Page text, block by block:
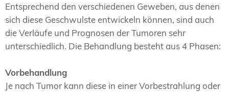
Entsprechend den verschiedenen Geweben, aus denen
sich diese Geschwulste entwickeln können, sind auch
die Verläufe und Prognosen der Tumoren sehr
unterschiedlich. Die Behandlung besteht aus 4 Phasen:
Vorbehandlung
Je nach Tumor kann diese in einer Vorbestrahlung oder